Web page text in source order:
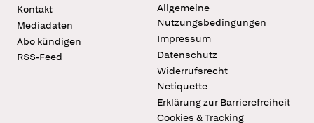
Kontakt
Mediadaten
Abo kündigen
RSS-Feed
Allgemeine
Nutzungsbedingungen
Impressum
Datenschutz
Widerrufsrecht
Netiquette
Erklärung zur Barrierefreiheit
Cookies & Tracking